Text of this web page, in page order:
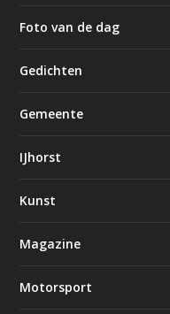
Foto van de dag
Gedichten
Gemeente
IJhorst
Kunst
Magazine
Motorsport